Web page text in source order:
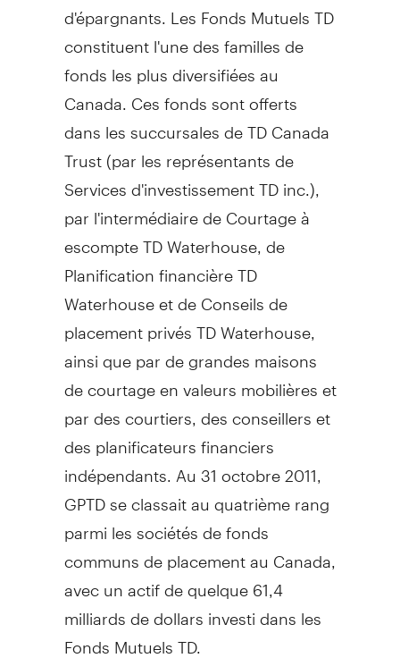
d'épargnants. Les Fonds Mutuels TD
constituent l'une des familles de
fonds les plus diversifiées au
Canada. Ces fonds sont offerts
dans les succursales de TD Canada
Trust (par les représentants de
Services d'investissement TD inc.),
par l'intermédiaire de Courtage à
escompte TD Waterhouse, de
Planification financière TD
Waterhouse et de Conseils de
placement privés TD Waterhouse,
ainsi que par de grandes maisons
de courtage en valeurs mobilières et
par des courtiers, des conseillers et
des planificateurs financiers
indépendants. Au 31 octobre 2011,
GPTD se classait au quatrième rang
parmi les sociétés de fonds
communs de placement au Canada,
avec un actif de quelque 61,4
milliards de dollars investi dans les
Fonds Mutuels TD.